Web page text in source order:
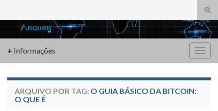
de
Search for:
+ Informações
ARQUIVO POR TAG: O GUIA BÁSICO DA BITCOIN:
O QUE É